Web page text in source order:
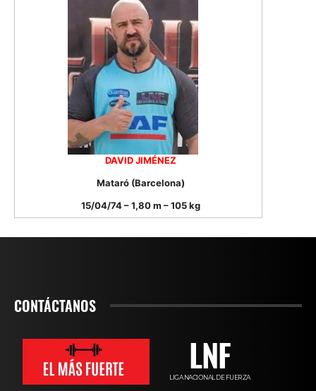
DAVID JIMÉNEZ
Mataró (Barcelona)
15/04/74 – 1,80 m – 105 kg
CONTÁCTANOS
LNF
LIGA NACIONAL DE FUERZA